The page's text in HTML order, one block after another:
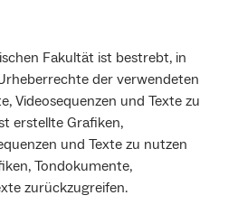
Fakultät ist bestrebt, in
der verwendeten
Videosequenzen und Texte zu
erstellte Grafiken,
und Texte zu nutzen
Tondokumente,
zurückzugreifen.